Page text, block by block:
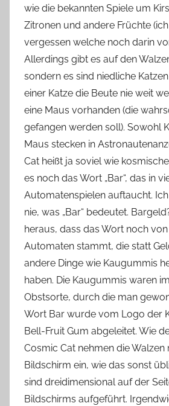
wie die bekannten Spiele um
Zitronen und andere Früchte
vergessen welche noch darin
Allerdings gibt es auf den
sondern es sind niedliche
einer Katze die Beute nie weit
eine Maus vorhanden (die
gefangen werden soll). Sowohl
Maus stecken in
Cat heißt ja soviel wie
es noch das Wort „Bar“, das in
Automatenspielen auftaucht.
nie, was „Bar“ bedeutet.
heraus, dass das Wort noch von
Automaten stammt, die statt
andere Dinge wie Kaugummis
haben. Die Kaugummis waren
Obstsorte, durch die man
Wort Bar wurde vom Logo der
Bell-Fruit Gum abgeleitet. Wie
Cosmic Cat nehmen die Walzen
Bildschirm ein, wie das sonst
sind dreidimensional auf der
Bildschirms aufgeführt.